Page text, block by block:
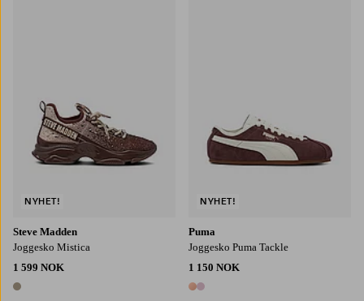
Steve Madden
Joggesko Mistica
1 599 NOK
1 farge
NYHET!
Puma
Joggesko Puma Tackle
1 150 NOK
2 farger
NYHET!